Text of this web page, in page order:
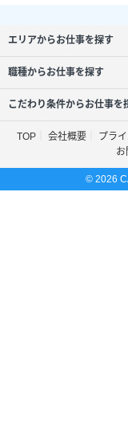
エリアからお仕事を探す
職種からお仕事を探す
こだわり条件からお仕事を
TOP 会社概要 プラ
お
© 2026